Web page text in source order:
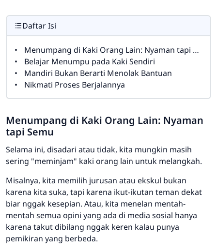
Daftar Isi
Menumpang di Kaki Orang Lain: Nyaman tapi Semu
Belajar Menumpu pada Kaki Sendiri
Mandiri Bukan Berarti Menolak Bantuan
Nikmati Proses Berjalannya
Menumpang di Kaki Orang Lain: Nyaman
tapi Semu
Selama ini, disadari atau tidak, kita mungkin masih
sering "meminjam" kaki orang lain untuk melangkah.
Misalnya, kita memilih jurusan atau ekskul bukan
karena kita suka, tapi karena ikut-ikutan teman dekat
biar nggak kesepian. Atau, kita menelan mentah-
mentah semua opini yang ada di media sosial hanya
karena takut dibilang nggak keren kalau punya
pemikiran yang berbeda.